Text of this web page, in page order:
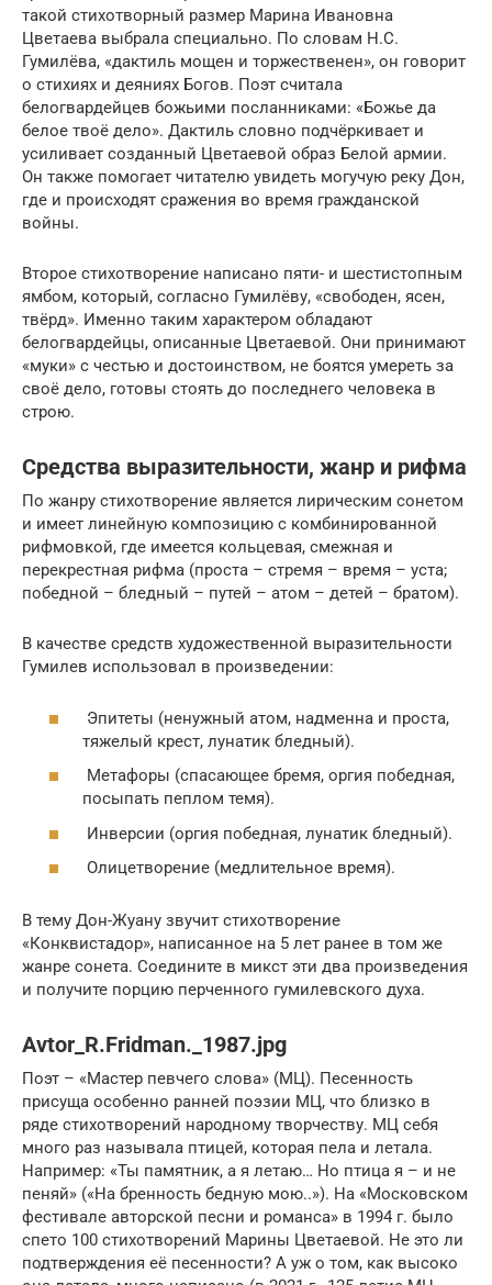
такой стихотворный размер Марина Ивановна
Цветаева выбрала специально. По словам Н.С.
Гумилёва, «дактиль мощен и торжественен», он говорит
о стихиях и деяниях Богов. Поэт считала
белогвардейцев божьими посланниками: «Божье да
белое твоё дело». Дактиль словно подчёркивает и
усиливает созданный Цветаевой образ Белой армии.
Он также помогает читателю увидеть могучую реку Дон,
где и происходят сражения во время гражданской
войны.
Второе стихотворение написано пяти- и шестистопным
ямбом, который, согласно Гумилёву, «свободен, ясен,
твёрд». Именно таким характером обладают
белогвардейцы, описанные Цветаевой. Они принимают
«муки» с честью и достоинством, не боятся умереть за
своё дело, готовы стоять до последнего человека в
строю.
Средства выразительности, жанр и рифма
По жанру стихотворение является лирическим сонетом
и имеет линейную композицию с комбинированной
рифмовкой, где имеется кольцевая, смежная и
перекрестная рифма (проста – стремя – время – уста;
победной – бледный – путей – атом – детей – братом).
В качестве средств художественной выразительности
Гумилев использовал в произведении:
Эпитеты (ненужный атом, надменна и проста,
тяжелый крест, лунатик бледный).
Метафоры (спасающее бремя, оргия победная,
посыпать пеплом темя).
Инверсии (оргия победная, лунатик бледный).
Олицетворение (медлительное время).
В тему Дон-Жуану звучит стихотворение
«Конквистадор», написанное на 5 лет ранее в том же
жанре сонета. Соедините в микст эти два произведения
и получите порцию перченного гумилевского духа.
Avtor_R.Fridman._1987.jpg
Поэт – «Мастер певчего слова» (МЦ). Песенность
присуща особенно ранней поэзии МЦ, что близко в
ряде стихотворений народному творчеству. МЦ себя
много раз называла птицей, которая пела и летала.
Например: «Ты памятник, а я летаю… Но птица я – и не
пеняй» («На бренность бедную мою..»). На «Московском
фестивале авторской песни и романса» в 1994 г. было
спето 100 стихотворений Марины Цветаевой. Не это ли
подтверждения её песенности? А уж о том, как высоко